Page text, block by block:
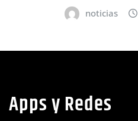
Ago 5, 2026
Apps y Redes